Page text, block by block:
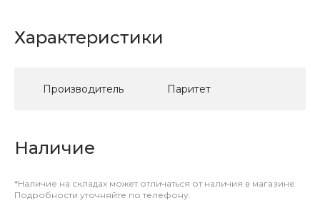
Характеристики
Производитель Паритет
Наличие
*Наличие на складах может отличаться от наличия в магазине.
Подробности уточняйте по телефону.